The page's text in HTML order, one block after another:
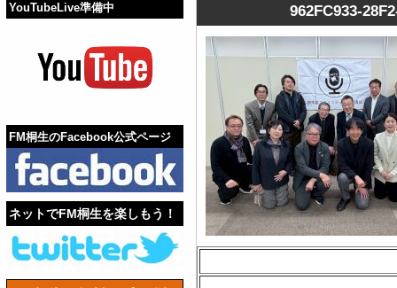
YouTubeLive準備中
FM桐生のFacebook公式ページ
ネットでFM桐生を楽しもう！
962FC933-